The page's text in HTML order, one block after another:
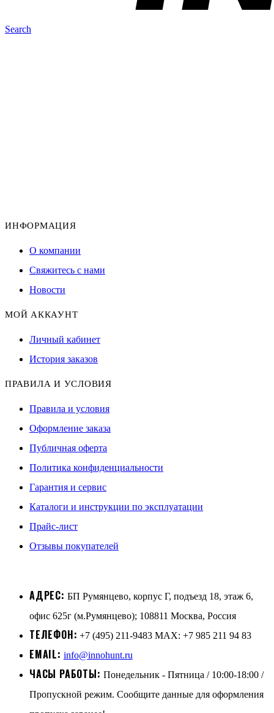
Search
ИНФОРМАЦИЯ
О компании
Свяжитесь с нами
Новости
МОЙ АККАУНТ
Личный кабинет
История заказов
ПРАВИЛА И УСЛОВИЯ
Правила и условия
Оформление заказа
Публичная оферта
Политика конфиденциальности
Гарантия и сервис
Каталоги и инструкции по эксплуатации
Прайс-лист
Отзывы покупателей
АДРЕС: БП Румянцево, корпус Г, подъезд 18, этаж 6,
офис 625г (м.Румянцево); 108811 Москва, Россия
ТЕЛЕФОН: +7 (495) 211-9483 MAX: +7 985 211 94 83
EMAIL: info@innohunt.ru
ЧАСЫ РАБОТЫ: Понедельник - Пятница / 10:00-18:00 /
Пропускной режим. Сообщите данные для оформления